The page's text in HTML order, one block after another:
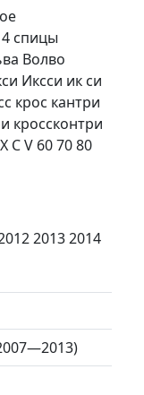
спицы
Волво
Иксси ик си
крос кантри
кроссконтри
C V 60 70 80
2013 2014